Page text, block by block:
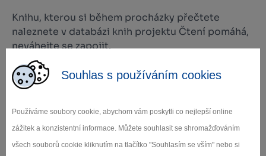
Souhlas s používáním cookies
Používáme soubory cookie, abychom vám poskytli co nejlepší online
zážitek a konzistentní informace. Můžete souhlasit se shromažďováním
všech souborů cookie kliknutím na tlačítko "Souhlasím se vším" nebo si
Knihu, kterou si během procházky přečtete
naleznete v databázi knih projektu Čtení pomáhá,
neváhejte se zapojit.
Trasa je vhodná i pro kočárky:
L.I.P.O.U. z.ú.